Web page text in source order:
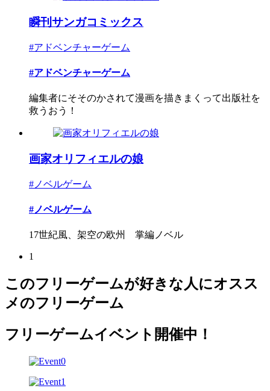
瞬刊サンガコミックス
#アドベンチャーゲーム
#アドベンチャーゲーム
編集者にそそのかされて漫画を描きまくって出版社を
救うおう！
画家オリフィエルの娘
#ノベルゲーム
#ノベルゲーム
17世紀風、架空の欧州 掌編ノベル
1
このフリーゲームが好きな人にオスス
メのフリーゲーム
フリーゲームイベント開催中！